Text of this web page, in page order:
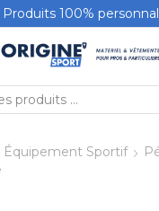
100%
Équipement Sportif